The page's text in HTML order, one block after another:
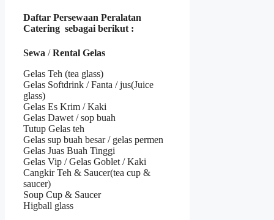
Daftar Persewaan Peralatan
Catering sebagai berikut :
Sewa /Rental Gelas
Gelas Teh (tea glass)
Gelas Softdrink / Fanta / jus(Juice
glass)
Gelas Es Krim / Kaki
Gelas Dawet / sop buah
Tutup Gelas teh
Gelas sup buah besar / gelas permen
Gelas Juas Buah Tinggi
Gelas Vip / Gelas Goblet / Kaki
Cangkir Teh & Saucer(tea cup &
saucer)
Soup Cup & Saucer
Higball glass